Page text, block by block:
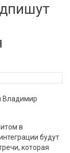
Владимир
в
будут
которая